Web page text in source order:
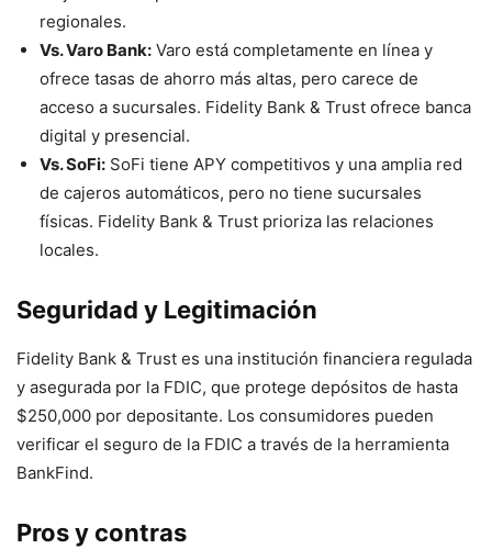
regionales.
Vs. Varo Bank: Varo está completamente en línea y
ofrece tasas de ahorro más altas, pero carece de
acceso a sucursales. Fidelity Bank & Trust ofrece banca
digital y presencial.
Vs. SoFi: SoFi tiene APY competitivos y una amplia red
de cajeros automáticos, pero no tiene sucursales
físicas. Fidelity Bank & Trust prioriza las relaciones
locales.
Seguridad y Legitimación
Fidelity Bank & Trust es una institución financiera regulada
y asegurada por la FDIC, que protege depósitos de hasta
$250,000 por depositante. Los consumidores pueden
verificar el seguro de la FDIC a través de la herramienta
BankFind.
Pros y contras